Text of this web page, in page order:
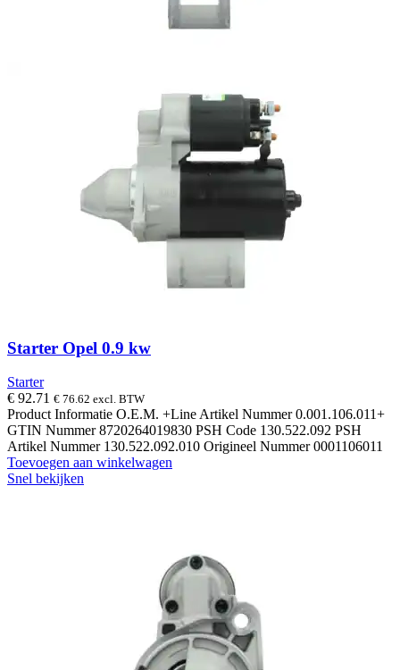
Starter Opel 0.9 kw
Starter
€ 92.71 € 76.62 excl. BTW
Product Informatie O.E.M. +Line Artikel Nummer 0.001.106.011+
GTIN Nummer 8720264019830 PSH Code 130.522.092 PSH
Artikel Nummer 130.522.092.010 Origineel Nummer 0001106011
Toevoegen aan winkelwagen
Snel bekijken